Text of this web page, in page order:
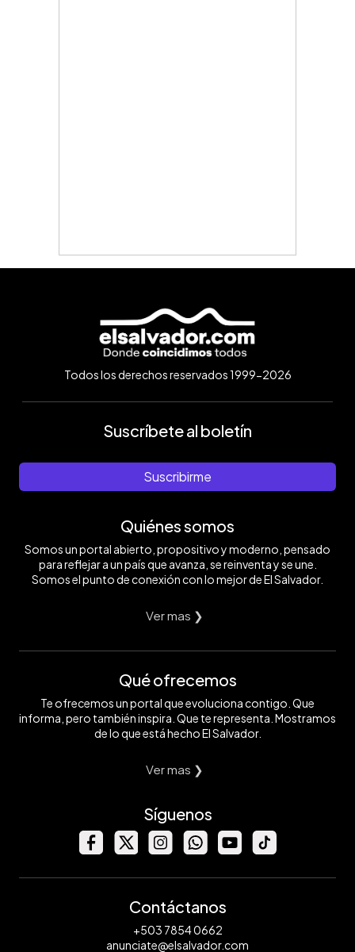
Todos los derechos reservados 1999-2026
Suscríbete al boletín
Suscribirme
Quiénes somos
Somos un portal abierto, propositivo y moderno, pensado
para reflejar a un país que avanza, se reinventa y se une.
Somos el punto de conexión con lo mejor de El Salvador.
Ver mas ❯
Qué ofrecemos
Te ofrecemos un portal que evoluciona contigo. Que
informa, pero también inspira. Que te representa. Mostramos
de lo que está hecho El Salvador.
Ver mas ❯
Síguenos
Contáctanos
+503 7854 0662
anunciate@elsalvador.com